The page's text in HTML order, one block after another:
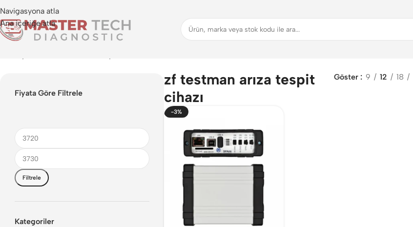
Navigasyona atla
Ana içeriğe atla
Fiyata Göre Filtrele
Filtrele
Kategoriler
zf testman arıza tespit
cihazı
Göster 9 12 18
-3%